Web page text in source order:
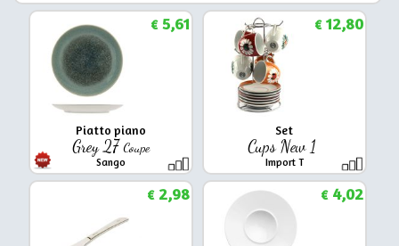
Piatto piano
Grey 27Coupe
Sango
€5,61
Set
Cups New 1
Import T
€12,80
€2,98 €4,02